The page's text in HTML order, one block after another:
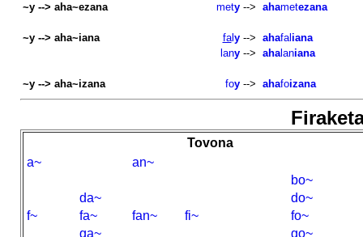
~y --> aha~ezana mety--> ahametezana
~y --> aha~iana faly--> ahafaliana
lany--> ahalaniana
~y --> aha~izana foy--> ahafoizana
Tovona
a~
an~
bo~
da~
do~
f~
fa~ fan~ fi~
fo~
ga~
go~